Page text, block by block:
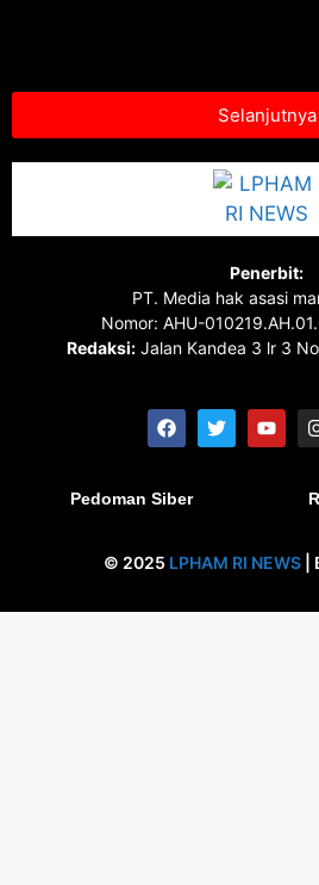
Selanjutnya
Penerbit:
PT. Media hak asasi
Nomor: AHU-
Redaksi: Jalan Kandea 3 lr 3
Pedoman Siber
© 2025 LPHAM RI NEWS|